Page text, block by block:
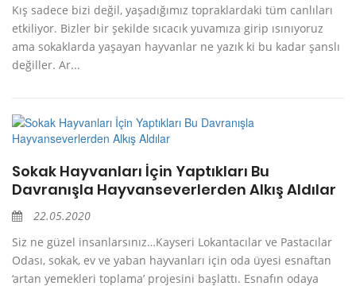
Kış sadece bizi değil, yaşadığımız topraklardaki tüm canlıları
etkiliyor. Bizler bir şekilde sıcacık yuvamıza girip ısınıyoruz
ama sokaklarda yaşayan hayvanlar ne yazık ki bu kadar şanslı
değiller. Ar...
Sokak Hayvanları İçin Yaptıkları Bu
Davranışla Hayvanseverlerden Alkış Aldılar
22.05.2020
Siz ne güzel insanlarsınız…Kayseri Lokantacılar ve Pastacılar
Odası, sokak, ev ve yaban hayvanları için oda üyesi esnaftan
‘artan yemekleri toplama’ projesini başlattı. Esnafın odaya